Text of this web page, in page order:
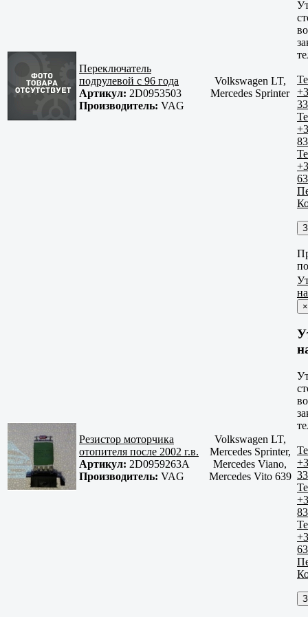
Переключатель
подрулевой с 96 года
Артикул: 2D0953503
Производитель: VAG
Volkswagen LT,
Mercedes Sprinter
Резистор моторчика
отопителя после 2002 г.в.
Артикул: 2D0959263A
Производитель: VAG
Volkswagen LT,
Mercedes Sprinter,
Mercedes Viano,
Mercedes Vito 639
×